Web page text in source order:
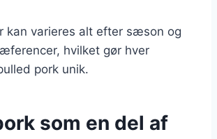
kan varieres alt efter sæson og
hvilket gør hver
pork unik.
som en del af